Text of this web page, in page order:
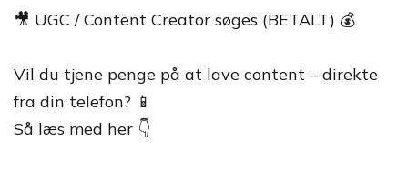
🎥 UGC / Content Creator søges (BETALT) 💰
Vil du tjene penge på at lave content – direkte
fra din telefon? 📱
Så læs med her 👇